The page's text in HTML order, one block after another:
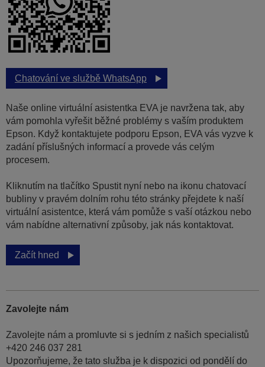
Chatování ve službě WhatsApp
Naše online virtuální asistentka EVA je navržena tak, aby
vám pomohla vyřešit běžné problémy s vaším produktem
Epson. Když kontaktujete podporu Epson, EVA vás vyzve k
zadání příslušných informací a provede vás celým
procesem.
Kliknutím na tlačítko Spustit nyní nebo na ikonu chatovací
bubliny v pravém dolním rohu této stránky přejdete k naší
virtuální asistentce, která vám pomůže s vaší otázkou nebo
vám nabídne alternativní způsoby, jak nás kontaktovat.
Začít hned
Zavolejte nám
Zavolejte nám a promluvte si s jedním z našich specialistů
+420 246 037 281
Upozorňujeme, že tato služba je k dispozici od pondělí do